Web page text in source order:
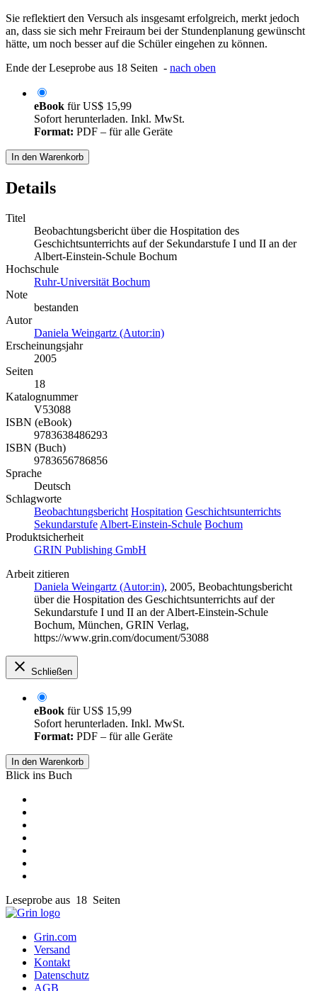
Sie reflektiert den Versuch als insgesamt erfolgreich, merkt jedoch
an, dass sie sich mehr Freiraum bei der Stundenplanung gewünscht
hätte, um noch besser auf die Schüler eingehen zu können.
Ende der Leseprobe aus 18 Seiten - nach oben
eBook fürUS$ 15,99
Sofort herunterladen. Inkl. MwSt.
Format: PDF – für alle Geräte
In den Warenkorb
Details
Titel
Beobachtungsbericht über die Hospitation des
Geschichtsunterrichts auf der Sekundarstufe I und II an der
Albert-Einstein-Schule Bochum
Hochschule
Ruhr-Universität Bochum
Note
bestanden
Autor
Daniela Weingartz (Autor:in)
Erscheinungsjahr
2005
Seiten
18
Katalognummer
V53088
ISBN (eBook)
9783638486293
ISBN (Buch)
9783656786856
Sprache
Deutsch
Schlagworte
Beobachtungsbericht Hospitation Geschichtsunterrichts
Sekundarstufe Albert-Einstein-Schule Bochum
Produktsicherheit
GRIN Publishing GmbH
Arbeit zitieren
Daniela Weingartz (Autor:in), 2005, Beobachtungsbericht
über die Hospitation des Geschichtsunterrichts auf der
Sekundarstufe I und II an der Albert-Einstein-Schule
Bochum, München, GRIN Verlag,
https://www.grin.com/document/53088
Schließen
eBook fürUS$ 15,99
Sofort herunterladen. Inkl. MwSt.
Format: PDF – für alle Geräte
In den Warenkorb
Blick ins Buch
Leseprobe aus 18 Seiten
Grin.com
Versand
Kontakt
Datenschutz
AGB